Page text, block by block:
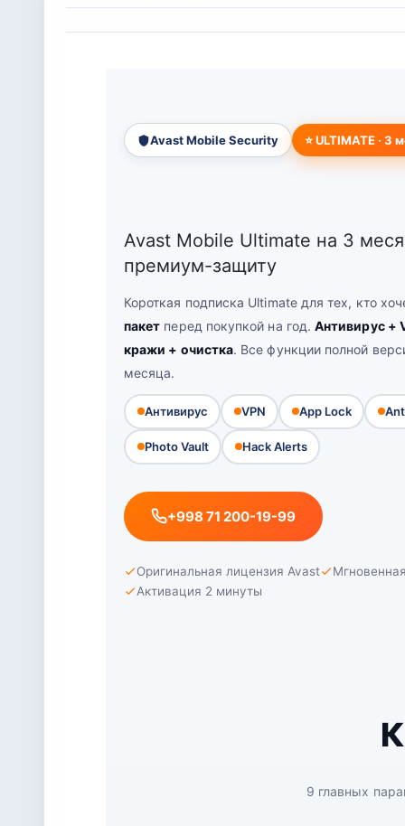
Avast Mobile Security ⭐ ULTIMATE · 3
Avast Mobile Ultimate на 3
премиум-защиту
Короткая подписка Ultimate для тех, кто
пакет перед покупкой на год.Антивирус +
кражи + очистка. Все функции полной
месяца.
Антивирус VPN App Lock
Photo Vault Hack Alerts
+998 71 200-19-99
Оригинальная лицензия Avast
Активация 2 минуты
9 главных